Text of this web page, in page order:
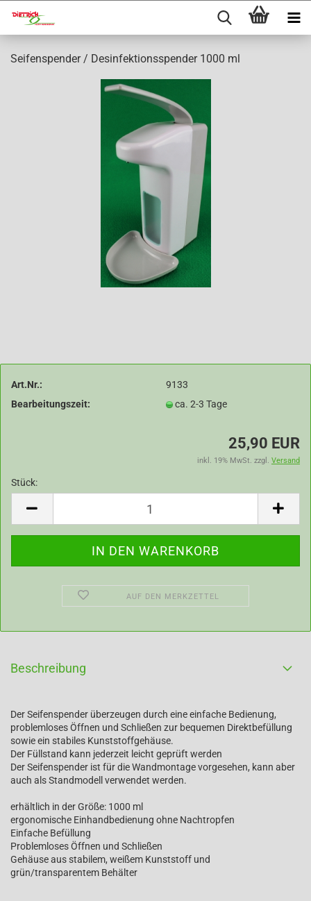
Seifenspender / Desinfektionsspender 1000 ml
Art.Nr.:
9133
Bearbeitungszeit:
ca. 2-3 Tage
25,90 EUR
inkl. 19% MwSt. zzgl. Versand
Stück:
AUF DEN MERKZETTEL
Beschreibung
Der Seifenspender überzeugen durch eine einfache Bedienung,
problemloses Öffnen und Schließen zur bequemen Direktbefüllung
sowie ein stabiles Kunststoffgehäuse.
Der Füllstand kann jederzeit leicht geprüft werden
Der Seifenspender ist für die Wandmontage vorgesehen, kann aber
auch als Standmodell verwendet werden.
erhältlich in der Größe: 1000 ml
ergonomische Einhandbedienung ohne Nachtropfen
Einfache Befüllung
Problemloses Öffnen und Schließen
Gehäuse aus stabilem, weißem Kunststoff und
grün/transparentem Behälter